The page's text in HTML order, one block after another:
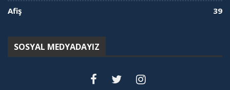
Afiş
39
SOSYAL MEDYADAYIZ